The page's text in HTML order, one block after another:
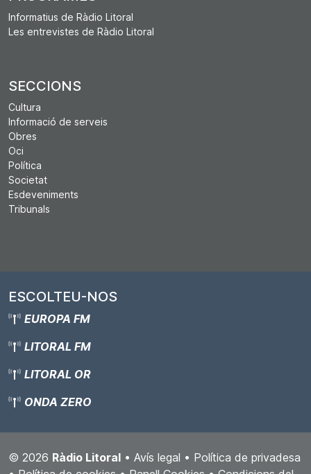
Informatius de Ràdio Litoral
Les entrevistes de Ràdio Litoral
SECCIONS
Cultura
Informació de serveis
Obres
Oci
Política
Societat
Esdeveniments
Tribunals
ESCOLTEU-NOS
EUROPA FM
LITORAL FM
LITORAL OR
ONDA ZERO
© 2026 Ràdio Litoral • Avís legal • Política de privadesa